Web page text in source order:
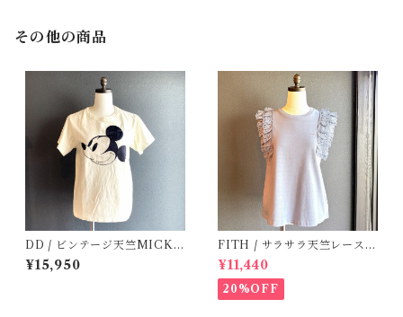
その他の商品
DD / ビンテージ天竺MICKE
YTee (1・2 )
¥15,950
FITH / サラサラ天竺レースT
シャツ (BL) / 145・155
¥11,440
20%OFF